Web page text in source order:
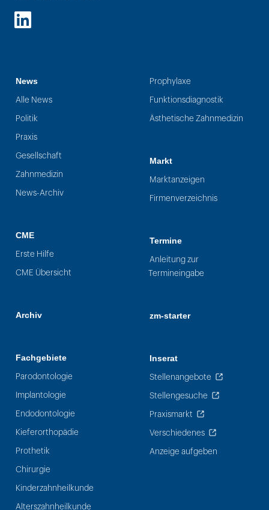
LinkedIn
News
Alle News
Politik
Praxis
Gesellschaft
Zahnmedizin
News-Archiv
CME
Erste Hilfe
CME Übersicht
Archiv
Fachgebiete
Parodontologie
Implantologie
Endodontologie
Kieferorthopädie
Prothetik
Chirurgie
Kinderzahnheilkunde
Alterszahnheilkunde
Prophylaxe
Funktionsdiagnostik
Ästhetische Zahnmedizin
Markt
Marktanzeigen
Firmenverzeichnis
Termine
Anleitung zur
Termineingabe
zm-starter
Inserat
Stellenangebote
Stellengesuche
Praxismarkt
Verschiedenes
Anzeige aufgeben